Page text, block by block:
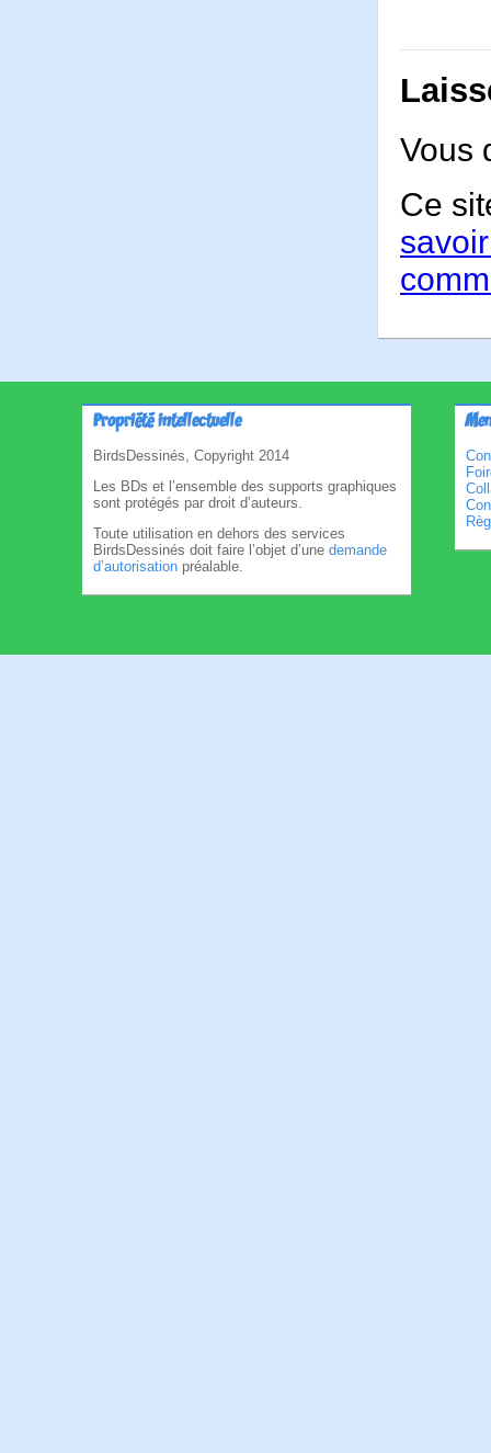
Vous
Ce
Propriété intellectuelle
BirdsDessinés, Copyright 2014
Les BDs et l’ensemble des supports graphiques
sont protégés par droit d’auteurs.
Toute utilisation en dehors des services
BirdsDessinés doit faire l’objet d’une demande
d’autorisation préalable.